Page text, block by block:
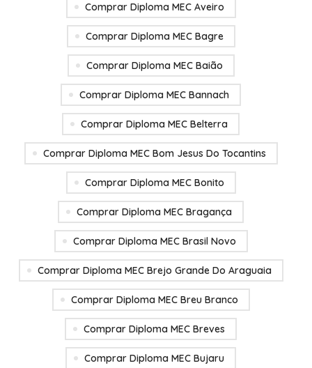
Comprar Diploma MEC Aveiro
Comprar Diploma MEC Bagre
Comprar Diploma MEC Baião
Comprar Diploma MEC Bannach
Comprar Diploma MEC Belterra
Comprar Diploma MEC Bom Jesus Do Tocantins
Comprar Diploma MEC Bonito
Comprar Diploma MEC Bragança
Comprar Diploma MEC Brasil Novo
Comprar Diploma MEC Brejo Grande Do Araguaia
Comprar Diploma MEC Breu Branco
Comprar Diploma MEC Breves
Comprar Diploma MEC Bujaru